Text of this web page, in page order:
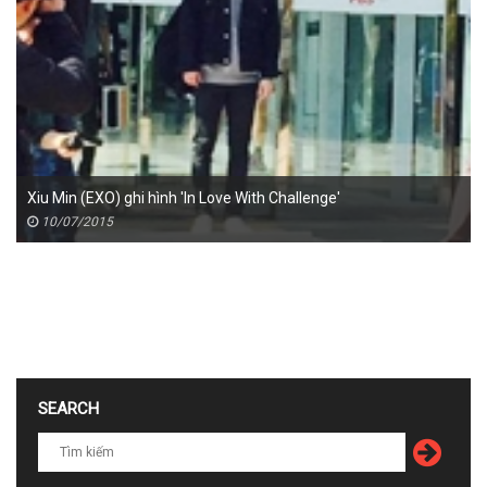
Xiu Min (EXO) ghi hình 'In Love With Challenge'
10/07/2015
SEARCH